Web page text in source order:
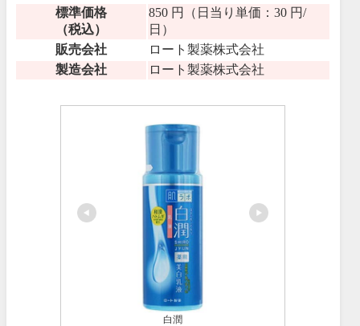
標準価格
（税込）
850 円（日当り単価：30 円/
日）
販売会社
ロート製薬株式会社
製造会社
ロート製薬株式会社
白潤